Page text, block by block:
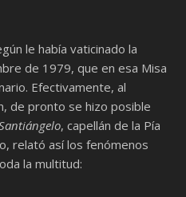
le había vaticinado la
de 1979, que en esa Misa
Efectivamente, al
de pronto se hizo posible
, capellán de la Pía
relató así los fenómenos
la multitud: